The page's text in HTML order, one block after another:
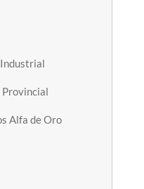
Provincial
Alfa de Oro